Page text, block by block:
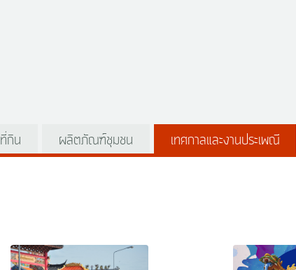
ที่กิน ผลิตภัณฑ์ชุมชน เทศกาลและงานประเพณี